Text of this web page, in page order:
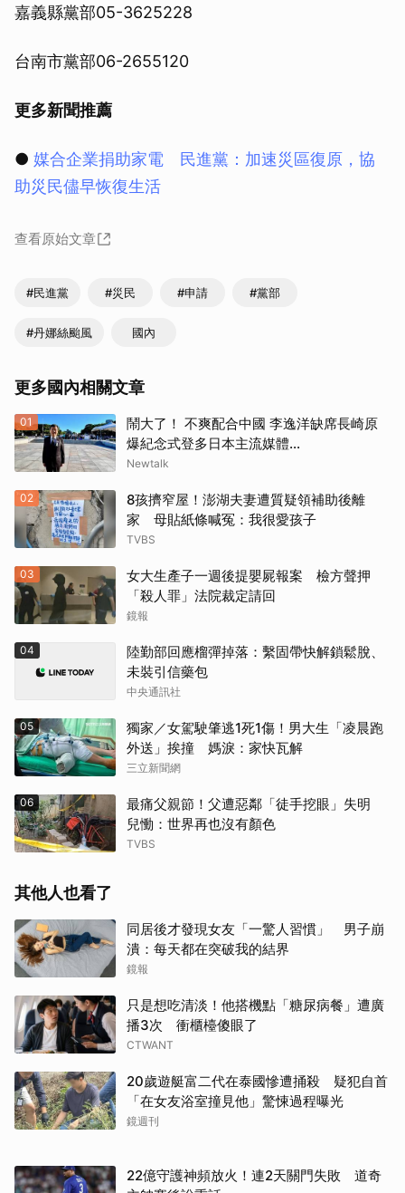
嘉義縣黨部05-3625228
台南市黨部06-2655120
更多新聞推薦
● 媒合企業捐助家電 民進黨：加速災區復原，協
助災民儘早恢復生活
查看原始文章
#民進黨 #災民 #申請 #黨部
#丹娜絲颱風 國內
更多國內相關文章
01
鬧大了！ 不爽配合中國 李逸洋缺席長崎原
爆紀念式登多日本主流媒體...
Newtalk
02
8孩擠窄屋！澎湖夫妻遭質疑領補助後離
家 母貼紙條喊冤：我很愛孩子
TVBS
03
女大生產子一週後提嬰屍報案 檢方聲押
「殺人罪」法院裁定請回
鏡報
04
陸勤部回應榴彈掉落：繫固帶快解鎖鬆脫、
未裝引信藥包
中央通訊社
05
獨家／女駕駛肇逃1死1傷！男大生「凌晨跑
外送」挨撞 媽淚：家快瓦解
三立新聞網
06
最痛父親節！父遭惡鄰「徒手挖眼」失明
兒慟：世界再也沒有顏色
TVBS
其他人也看了
同居後才發現女友「一驚人習慣」 男子崩
潰：每天都在突破我的結界
鏡報
只是想吃清淡！他搭機點「糖尿病餐」遭廣
播3次 衝櫃檯傻眼了
CTWANT
20歲遊艇富二代在泰國慘遭捅殺 疑犯自首
「在女友浴室撞見他」驚悚過程曝光
鏡週刊
22億守護神頻放火！連2天關門失敗 道奇